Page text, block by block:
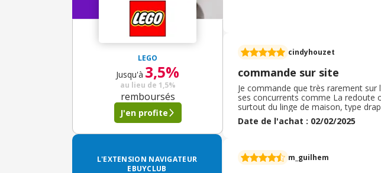
LEGO
Jusqu'à 3,5%
au lieu de 1,5%
remboursés
J'en profite
L'EXTENSION NAVIGATEUR
EBUYCLUB
cindyhouzet
commande sur site
Je commande que très rarement
ses concurrents comme La redoute
surtout du linge de maison, type
ceux-ci ont beaucoup augmentés,
peut également avoir une personne
Date de l'achat : 02/02/2025
m_guilhem